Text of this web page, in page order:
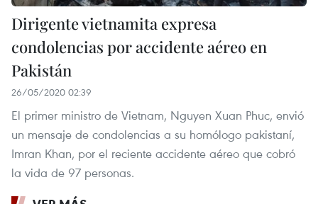
Dirigente vietnamita expresa
condolencias por accidente aéreo en
Pakistán
26/05/2020 02:39
El primer ministro de Vietnam, Nguyen Xuan Phuc, envió
un mensaje de condolencias a su homólogo pakistaní,
Imran Khan, por el reciente accidente aéreo que cobró
la vida de 97 personas.